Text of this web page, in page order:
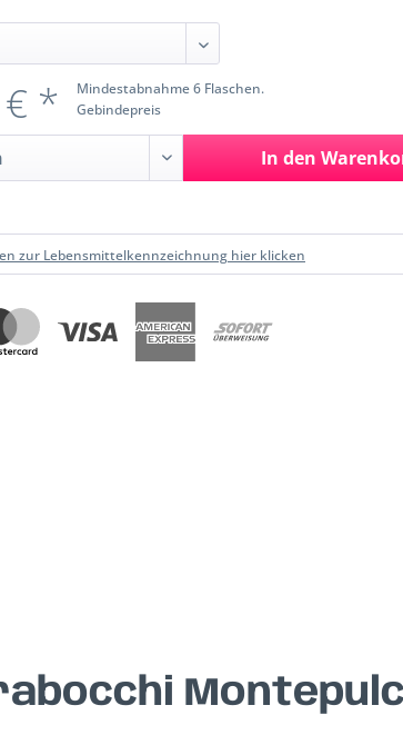
Mindestabnahme 6 Flaschen.
Gebindepreis
*
In den
zur Lebensmittelkennzeichnung hier klicken